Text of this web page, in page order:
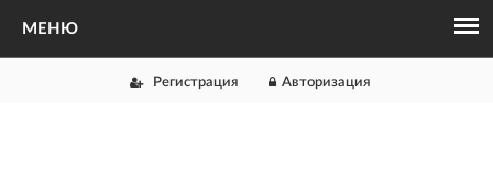
Регистрация Авторизация